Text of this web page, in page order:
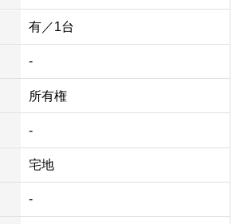
有／1台
-
所有権
-
宅地
-